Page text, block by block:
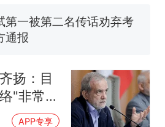
：参考消息）
第一被第二名传话劝弃考
通报
制裁瓜子饺子，美国怕什
扬：目
"非常困
APP专享